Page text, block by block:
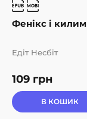
Фенікс і килим
109 грн
Едіт Несбіт
В КОШИК